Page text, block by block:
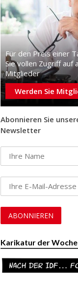
Für den Preis einer
Sie vollen Zugriff auf
Mitglieder
Werden Sie
Abonnieren Sie
Newsletter
Karikatur der Woche